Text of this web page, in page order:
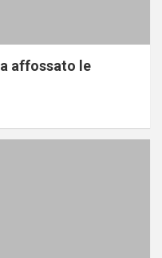
affossato le